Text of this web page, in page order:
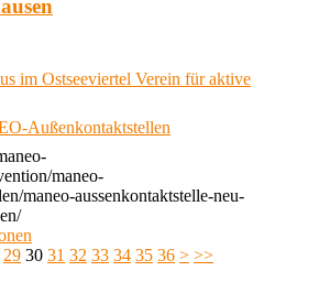
im Ostseeviertel Verein für aktive
Außenkontaktstellen
maneo-
maneo-aussenkontaktstelle-neu-
29 30 31 32 33 34 35 36 > >>